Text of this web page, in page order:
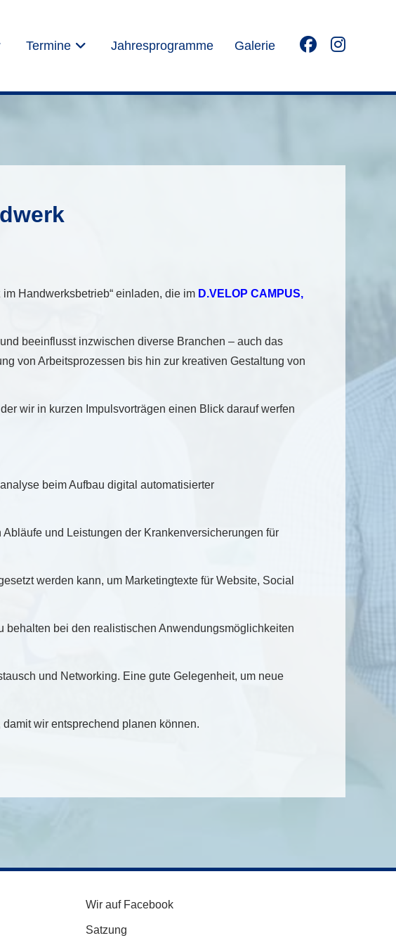
Termine Jahresprogramme Galerie
Handwerksbetrieb“ einladen, die im D.VELOP CAMPUS,
beeinflusst inzwischen diverse Branchen – auch das
von Arbeitsprozessen bis hin zur kreativen Gestaltung von
wir in kurzen Impulsvorträgen einen Blick darauf werfen
beim Aufbau digital automatisierter
und Leistungen der Krankenversicherungen für
werden kann, um Marketingtexte für Website, Social
behalten bei den realistischen Anwendungsmöglichkeiten
und Networking. Eine gute Gelegenheit, um neue
damit wir entsprechend planen können.
Wir auf Facebook
Satzung